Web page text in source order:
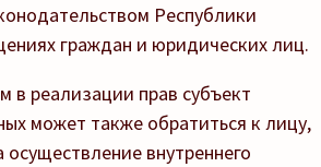
Республики
граждан и юридических лиц.
в реализации прав субъект
может также обратиться к лицу,
осуществление внутреннего